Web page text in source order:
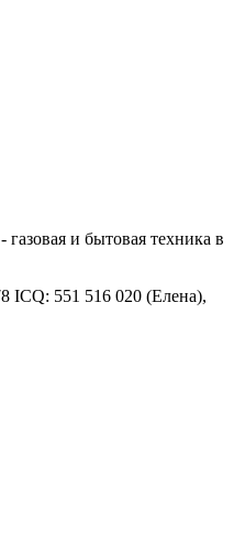
и бытовая техника в
ICQ: 551 516 020 (Елена),